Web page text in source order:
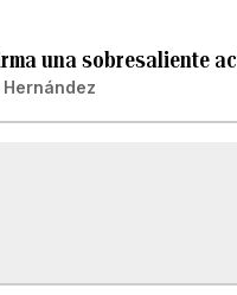
una sobresaliente